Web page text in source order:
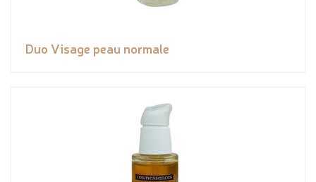
Duo Visage peau normale